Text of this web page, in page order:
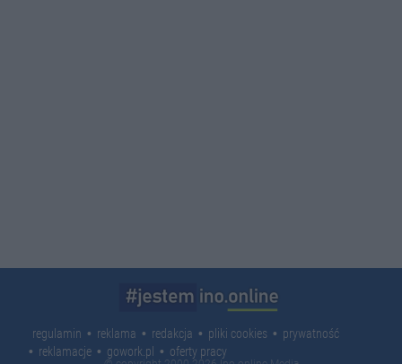
regulamin reklama redakcja pliki cookies
prywatność
reklamacje
gowork.pl oferty pracy